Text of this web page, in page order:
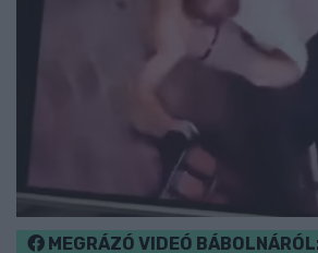
MEGRÁZÓ VIDEÓ